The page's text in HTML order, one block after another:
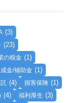
(3)
(23)
の税金 (1)
金/補助金 (1)
(4) 損害保険 (1)
(4) 福利厚生 (3)